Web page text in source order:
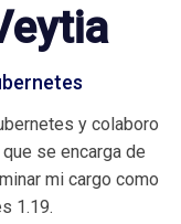
y colaboro
se encarga de
mi cargo como
1.19.